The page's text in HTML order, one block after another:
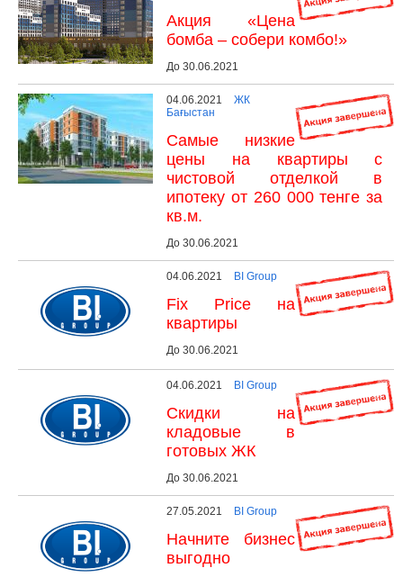
Акция «Цена
бомба – собери комбо!»
До 30.06.2021
04.06.2021
ЖК
Бағыстан
Самые низкие
цены на квартиры с
чистовой отделкой в
ипотеку от 260 000 тенге за
кв.м.
До 30.06.2021
04.06.2021 BI Group
Fix Price на
квартиры
До 30.06.2021
04.06.2021 BI Group
Скидки на
кладовые в
готовых ЖК
До 30.06.2021
27.05.2021 BI Group
Начните бизнес
выгодно